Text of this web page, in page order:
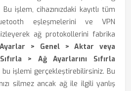
Bu işlem, cihazınızdaki kayıtlı tüm
eşleşmelerini ve VPN
ağ protokollerini fabrika
Ayarlar > Genel > Aktar veya
> Ağ Ayarlarını Sıfırla
bu işlemi gerçekleştirebilirsiniz. Bu
silmez ancak ağ ile ilgili yanlış